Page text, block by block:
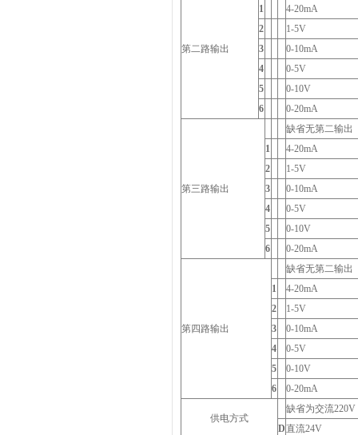
第二路输出
1
4-20mA
2
1-5V
3
0-10mA
4
0-5V
5
0-10V
6
0-20mA
第三路输出
缺省无第二输出
1
4-20mA
2
1-5V
3
0-10mA
4
0-5V
5
0-10V
6
0-20mA
第四路输出
缺省无第二输出
1
4-20mA
2
1-5V
3
0-10mA
4
0-5V
5
0-10V
6
0-20mA
供电方式
缺省为交流220V
D直流24V